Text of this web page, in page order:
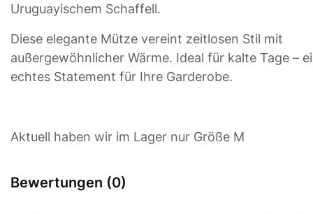
Uruguayischem Schaffell.
Diese elegante Mütze vereint zeitlosen Stil mit
außergewöhnlicher Wärme. Ideal für kalte Tage –
echtes Statement für Ihre Garderobe.
Aktuell haben wir im Lager nur Größe M
Bewertungen (0)